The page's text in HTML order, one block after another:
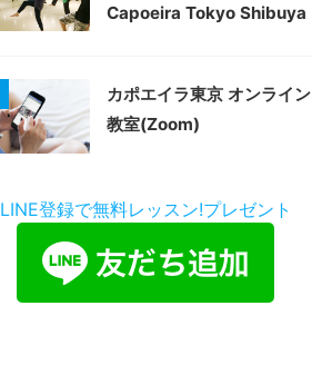
Capoeira Tokyo Shibuya
カポエイラ東京 オンライン
教室(Zoom)
LINE登録で無料レッスン!プレゼント